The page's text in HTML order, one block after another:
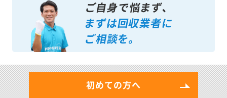
ご自身で悩まず、
まずは回収業者に
ご相談を。
初めての方へ